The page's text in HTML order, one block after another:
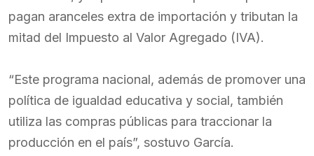
pagan aranceles extra de importación y tributan la
mitad del Impuesto al Valor Agregado (IVA).
“Este programa nacional, además de promover una
política de igualdad educativa y social, también
utiliza las compras públicas para traccionar la
producción en el país”, sostuvo García.